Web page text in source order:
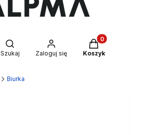
Otwórz wyszukiwarkę
Szukaj Zaloguj się
Produkty w
Koszyk
Biurka